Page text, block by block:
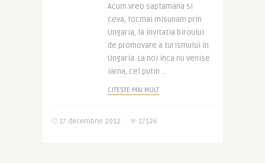
Acum vreo saptamana si
ceva, tocmai misunam prin
Ungaria, la invitatia biroului
de promovare a turismului in
Ungaria. La noi inca nu venise
iarna, cel putin ..
CITEȘTE MAI MULT
17 decembrie 2012 17126